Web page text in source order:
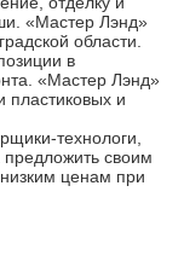
«Мастер Лэнд»
области.
в
«Мастер Лэнд»
пластиковых и
технологи,
предложить своим
ценам при